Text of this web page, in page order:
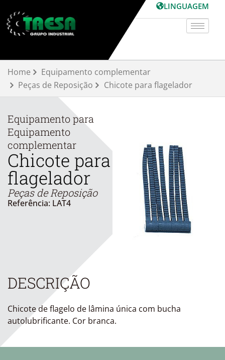
to
content
LINGUAGEM
Home
Equipamento complementar
Peças de Reposição
Chicote para flagelador
Equipamento para
Equipamento
complementar
Chicote para
flagelador
Peças de Reposição
Referência: LAT4
DESCRIÇÃO
Chicote de flagelo de lâmina única com bucha
autolubrificante. Cor branca.